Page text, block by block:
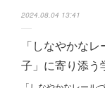
2024.08.04 13:41
「しなやかな
子」に寄り添う